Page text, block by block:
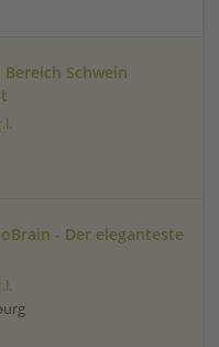
Schwein
- Der eleganteste